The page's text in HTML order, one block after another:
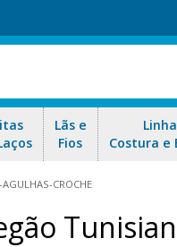
Lãs e
Fios
Costura e
AGULHAS-CROCHE